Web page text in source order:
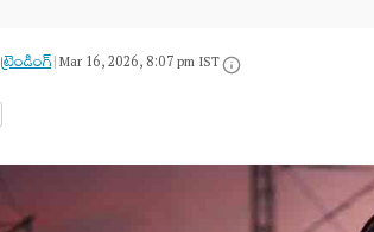
ట్రెండింగ్|Mar 16, 2026, 8:07 pm IST